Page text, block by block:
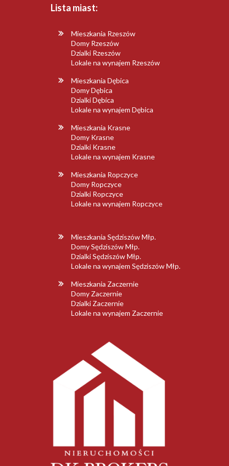
Lista miast:
Mieszkania Rzeszów
Domy Rzeszów
Dzialki Rzeszów
Lokale na wynajem Rzeszów
Mieszkania Dębica
Domy Dębica
Dzialki Dębica
Lokale na wynajem Dębica
Mieszkania Krasne
Domy Krasne
Dzialki Krasne
Lokale na wynajem Krasne
Mieszkania Ropczyce
Domy Ropczyce
Dzialki Ropczyce
Lokale na wynajem Ropczyce
Mieszkania Sędziszów Młp.
Domy Sędziszów Młp.
Dzialki Sędziszów Młp.
Lokale na wynajem Sędziszów Młp.
Mieszkania Zaczernie
Domy Zaczernie
Dzialki Zaczernie
Lokale na wynajem Zaczernie